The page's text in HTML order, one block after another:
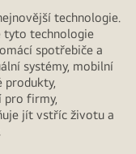
technologie.
tyto technologie
spotřebiče a
systémy, mobilní
produkty,
pro firmy,
jít vstříc životu a